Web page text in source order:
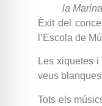
la
Èxit del
l’Escola de
Les xiquetes
veus
Tots els